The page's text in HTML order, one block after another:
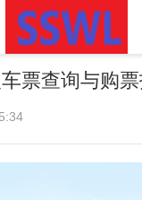
票查询与购